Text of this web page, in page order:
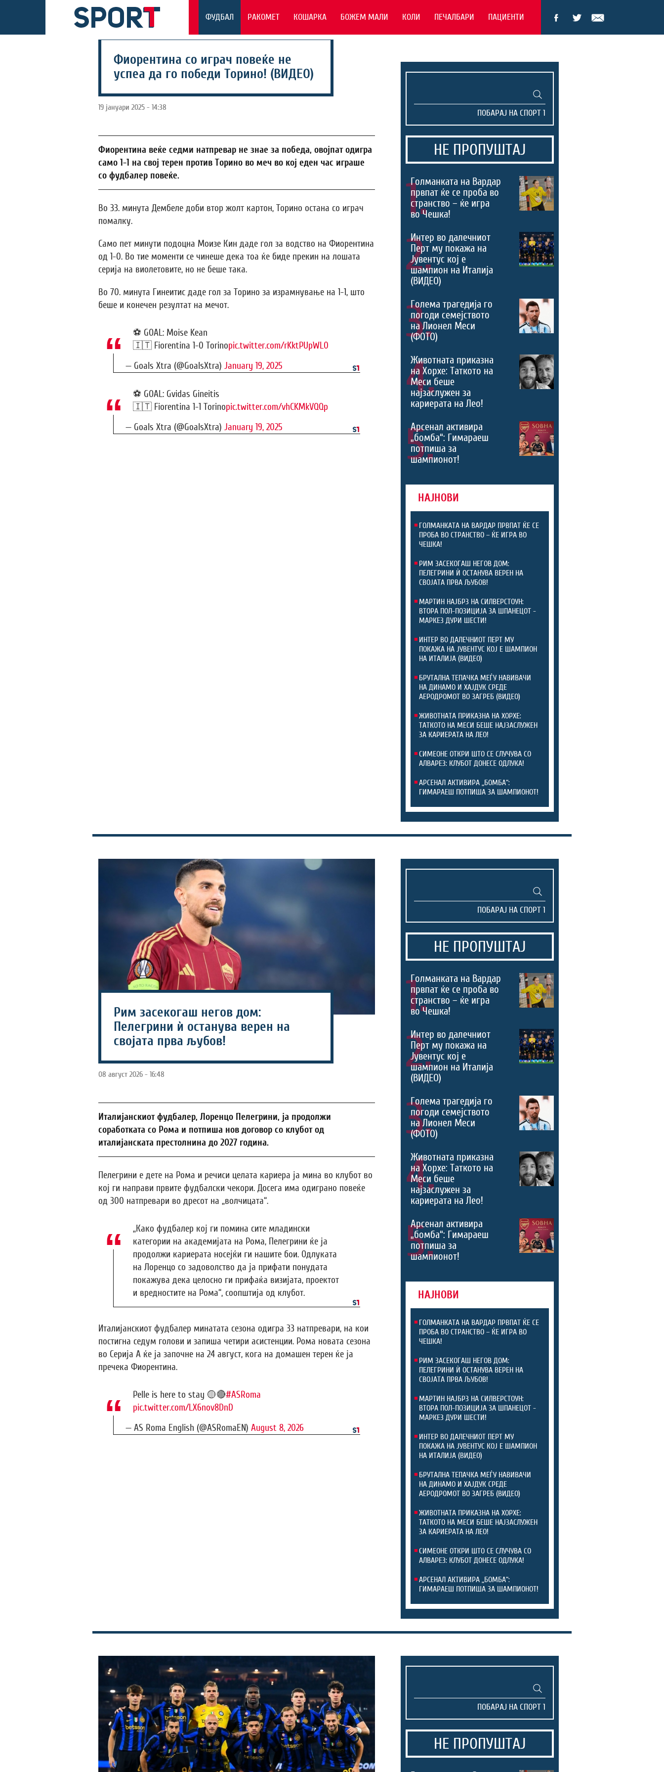
ФУДБАЛ РАКОМЕТ КОШАРКА БОЖЕМ МАЛИ КОЛИ ПЕЧАЛБАРИ ПАЦИЕНТИ
Фиорентина со играч повеќе не
успеа да го победи Торино! (ВИДЕО)
19 јануари 2025 - 14:38
Фиорентина веќе седми натпревар не знае за победа, овојпат одигра
само 1-1 на свој терен против Торино во меч во кој еден час играше
со фудбалер повеќе.
Во 33. минута Дембеле доби втор жолт картон, Торино остана со играч
помалку.
Само пет минути подоцна Моизе Кин даде гол за водство на Фиорентина
од 1-0. Во тие моменти се чинеше дека тоа ќе биде прекин на лошата
серија на виолетовите, но не беше така.
Во 70. минута Гинеитис даде гол за Торино за израмнување на 1-1, што
беше и конечен резултат на мечот.
⚽️ GOAL: Moise Kean
🇮🇹 Fiorentina 1-0 Torinopic.twitter.com/rKktPUpWL0
— Goals Xtra (@GoalsXtra) January 19, 2025
⚽️ GOAL: Gvidas Gineitis
🇮🇹 Fiorentina 1-1 Torinopic.twitter.com/vhCKMkVQQp
— Goals Xtra (@GoalsXtra) January 19, 2025
НЕ ПРОПУШТАЈ
1.
Голманката на Вардар
првпат ќе се проба во
странство – ќе игра
во Чешка!
2.
Интер во далечниот
Перт му покажа на
Јувентус кој е
шампион на Италија
(ВИДЕО)
3.
Голема трагедија го
погоди семејството
на Лионел Меси
(ФОТО)
4.
Животната приказна
на Хорхе: Таткото на
Меси беше
најзаслужен за
кариерата на Лео!
5.
Арсенал активира
„бомба“: Гимараеш
потпиша за
шампионот!
НАЈНОВИ
ГОЛМАНКАТА НА ВАРДАР ПРВПАТ ЌЕ СЕ
ПРОБА ВО СТРАНСТВО – ЌЕ ИГРА ВО
ЧЕШКА!
РИМ ЗАСЕКОГАШ НЕГОВ ДОМ:
ПЕЛЕГРИНИ Ѝ ОСТАНУВА ВЕРЕН НА
СВОЈАТА ПРВА ЉУБОВ!
МАРТИН НАЈБРЗ НА СИЛВЕРСТОУН:
ВТОРА ПОЛ-ПОЗИЦИЈА ЗА ШПАНЕЦОТ -
МАРКЕЗ ДУРИ ШЕСТИ!
ИНТЕР ВО ДАЛЕЧНИОТ ПЕРТ МУ
ПОКАЖА НА ЈУВЕНТУС КОЈ Е ШАМПИОН
НА ИТАЛИЈА (ВИДЕО)
БРУТАЛНА ТЕПАЧКА МЕЃУ НАВИВАЧИ
НА ДИНАМО И ХАЈДУК СРЕДЕ
АЕРОДРОМОТ ВО ЗАГРЕБ (ВИДЕО)
ЖИВОТНАТА ПРИКАЗНА НА ХОРХЕ:
ТАТКОТО НА МЕСИ БЕШЕ НАЈЗАСЛУЖЕН
ЗА КАРИЕРАТА НА ЛЕО!
СИМЕОНЕ ОТКРИ ШТО СЕ СЛУЧУВА СО
АЛВАРЕЗ: КЛУБОТ ДОНЕСЕ ОДЛУКА!
АРСЕНАЛ АКТИВИРА „БОМБА“:
ГИМАРАЕШ ПОТПИША ЗА ШАМПИОНОТ!
Рим засекогаш негов дом:
Пелегрини ѝ останува верен на
својата прва љубов!
08 август 2026 - 16:48
Италијанскиот фудбалер, Лоренцо Пелегрини, ја продолжи
соработката со Рома и потпиша нов договор со клубот од
италијанската престолнина до 2027 година.
Пелегрини е дете на Рома и речиси целата кариера ја мина во клубот во
кој ги направи првите фудбалски чекори. Досега има одиграно повеќе
од 300 натпревари во дресот на „волчицата“.
„Како фудбалер кој ги помина сите младински
категории на академијата на Рома, Пелегрини ќе ја
продолжи кариерата носејќи ги нашите бои. Одлуката
на Лоренцо со задоволство да ја прифати понудата
покажува дека целосно ги прифаќа визијата, проектот
и вредностите на Рома“, соопштија од клубот.
Италијанскиот фудбалер минатата сезона одигра 33 натпревари, на кои
постигна седум голови и запиша четири асистенции. Рома новата сезона
во Серија А ќе ја започне на 24 август, кога на домашен терен ќе ја
пречека Фиорентина.
Pelle is here to stay 🟡🔴#ASRoma
pic.twitter.com/LX6nov8DnD
— AS Roma English (@ASRomaEN) August 8, 2026
НЕ ПРОПУШТАЈ
1.
Голманката на Вардар
првпат ќе се проба во
странство – ќе игра
во Чешка!
2.
Интер во далечниот
Перт му покажа на
Јувентус кој е
шампион на Италија
(ВИДЕО)
3.
Голема трагедија го
погоди семејството
на Лионел Меси
(ФОТО)
4.
Животната приказна
на Хорхе: Таткото на
Меси беше
најзаслужен за
кариерата на Лео!
5.
Арсенал активира
„бомба“: Гимараеш
потпиша за
шампионот!
НАЈНОВИ
ГОЛМАНКАТА НА ВАРДАР ПРВПАТ ЌЕ СЕ
ПРОБА ВО СТРАНСТВО – ЌЕ ИГРА ВО
ЧЕШКА!
РИМ ЗАСЕКОГАШ НЕГОВ ДОМ:
ПЕЛЕГРИНИ Ѝ ОСТАНУВА ВЕРЕН НА
СВОЈАТА ПРВА ЉУБОВ!
МАРТИН НАЈБРЗ НА СИЛВЕРСТОУН:
ВТОРА ПОЛ-ПОЗИЦИЈА ЗА ШПАНЕЦОТ -
МАРКЕЗ ДУРИ ШЕСТИ!
ИНТЕР ВО ДАЛЕЧНИОТ ПЕРТ МУ
ПОКАЖА НА ЈУВЕНТУС КОЈ Е ШАМПИОН
НА ИТАЛИЈА (ВИДЕО)
БРУТАЛНА ТЕПАЧКА МЕЃУ НАВИВАЧИ
НА ДИНАМО И ХАЈДУК СРЕДЕ
АЕРОДРОМОТ ВО ЗАГРЕБ (ВИДЕО)
ЖИВОТНАТА ПРИКАЗНА НА ХОРХЕ:
ТАТКОТО НА МЕСИ БЕШЕ НАЈЗАСЛУЖЕН
ЗА КАРИЕРАТА НА ЛЕО!
СИМЕОНЕ ОТКРИ ШТО СЕ СЛУЧУВА СО
АЛВАРЕЗ: КЛУБОТ ДОНЕСЕ ОДЛУКА!
АРСЕНАЛ АКТИВИРА „БОМБА“:
ГИМАРАЕШ ПОТПИША ЗА ШАМПИОНОТ!
НЕ ПРОПУШТАЈ